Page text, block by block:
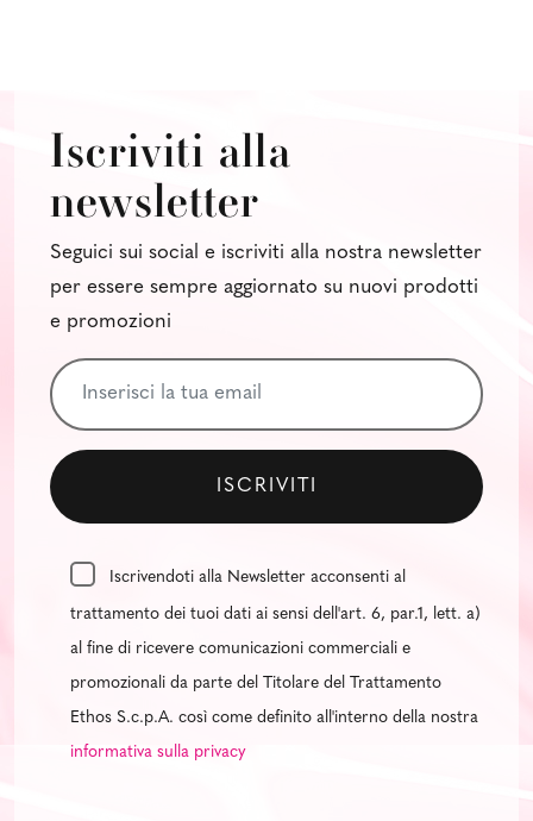
Iscriviti alla
newsletter
Seguici sui social e iscriviti alla nostra newsletter
per essere sempre aggiornato su nuovi prodotti
e promozioni
Iscrivendoti alla Newsletter acconsenti al
trattamento dei tuoi dati ai sensi dell'art. 6, par.1, lett. a)
al fine di ricevere comunicazioni commerciali e
promozionali da parte del Titolare del Trattamento
Ethos S.c.p.A. così come definito all'interno della nostra
informativa sulla privacy